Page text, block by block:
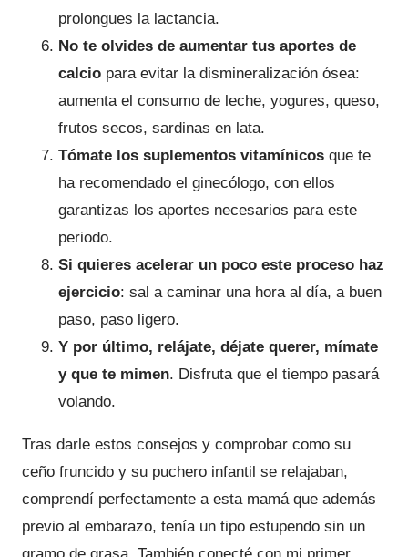
prolongues la lactancia.
No te olvides de aumentar tus aportes de
calcio para evitar la dismineralización ósea:
aumenta el consumo de leche, yogures, queso,
frutos secos, sardinas en lata.
Tómate los suplementos vitamínicos que te
ha recomendado el ginecólogo, con ellos
garantizas los aportes necesarios para este
periodo.
Si quieres acelerar un poco este proceso haz
ejercicio: sal a caminar una hora al día, a buen
paso, paso ligero.
Y por último, relájate, déjate querer, mímate
y que te mimen. Disfruta que el tiempo pasará
volando.
Tras darle estos consejos y comprobar como su
ceño fruncido y su puchero infantil se relajaban,
comprendí perfectamente a esta mamá que además
previo al embarazo, tenía un tipo estupendo sin un